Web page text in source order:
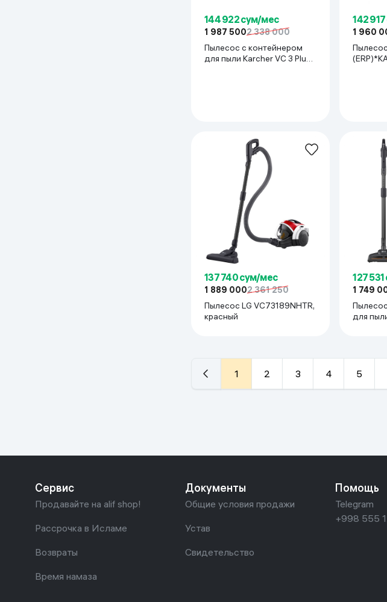
144 922 сум/мес
1 987 5002 338 000
Пылесос с контейнером
для пыли Karcher VC 3 Plus,
142
1 960
137 740 сум/мес
1 889 0002 361 250
Пылесос LG VC73189NHTR,
красный
127
1 749
для
1 2 3 4 5
Сервис
Продавайте на alif shop!
Рассрочка в Исламе
Возвраты
Время намаза
Документы
Общие условия продажи
Устав
Свидетельство
Помощь
Telegram
+998 555